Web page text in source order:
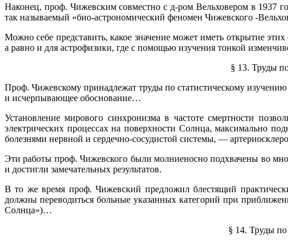
Наконец, проф. Чижевским совместно с д-ром Вельховером в 1937
так называемый «био-астрономический феномен Чижевского -
Можно себе представить, какое значение может иметь открытие
а равно и для астрофизики, где с помощью изучения тонкой
§ 13. Труды
Проф. Чижевскому принадлежат труды по статистическому
и исчерпывающее обоснование…
Установление мирового синхронизма в частоте смертности
электрических процессах на поверхности Солнца, максимально
болезнями нервной и сердечно-сосудистой системы, —
Эти работы проф. Чижевского были молниеносно подхвачены во
и достигли замечательных результатов.
В то же время проф. Чижевский предложил блестящий
должны переводиться больные указанных категорий при
Солнца»)…
§ 14. Труды